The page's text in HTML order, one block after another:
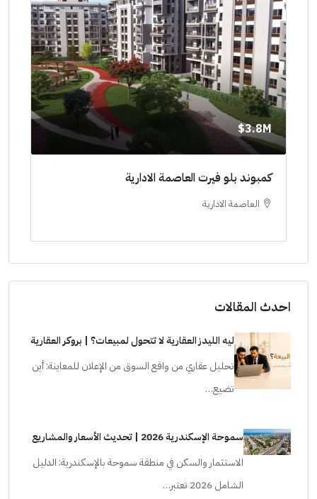
3.8M$
كمبوند بلو فيرت العاصمة الادارية
العاصمة الادارية
احدث المقالات
ليه الليدز العقارية لا تتحول لمبيعات؟ | بروكر العقارية
تحليل عقاري من واقع السوق من الإعلان للمعاينة: أين
تضيع…
سموحة الإسكندرية 2026 | تحديث الأسعار والمشاريع
الاستثمار والسكن في منطقة سموحة بالإسكندرية: الدليل
الشامل 2026 تعتبر…